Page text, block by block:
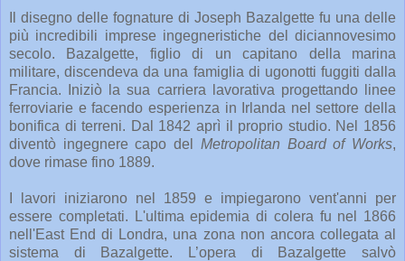
Il disegno delle fognature di Joseph Bazalgette fu una delle
più incredibili imprese ingegneristiche del diciannovesimo
secolo. Bazalgette, figlio di un capitano della marina
militare, discendeva da una famiglia di ugonotti fuggiti dalla
Francia. Iniziò la sua carriera lavorativa progettando linee
ferroviarie e facendo esperienza in Irlanda nel settore della
bonifica di terreni. Dal 1842 aprì il proprio studio. Nel 1856
diventò ingegnere capo del Metropolitan Board of Works,
dove rimase fino 1889.
I lavori iniziarono nel 1859 e impiegarono vent'anni per
essere completati. L'ultima epidemia di colera fu nel 1866
nell'East End di Londra, una zona non ancora collegata al
sistema di Bazalgette. L’opera di Bazalgette salvò